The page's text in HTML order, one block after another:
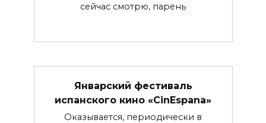
сейчас смотрю, парень
Январский фестиваль
испанского кино «CinEspana»
Оказывается, периодически в